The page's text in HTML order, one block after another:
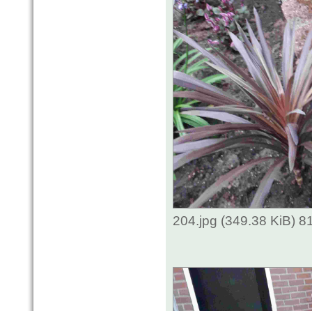
204.jpg (349.38 KiB)